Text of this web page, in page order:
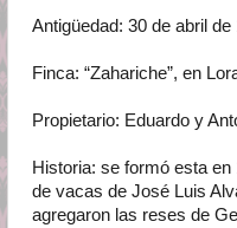
Antigüedad: 30 de abril de
Finca: “Zahariche”, en
Propietario: Eduardo y
Historia: se formó esta
de vacas de José Luis
agregaron las reses de